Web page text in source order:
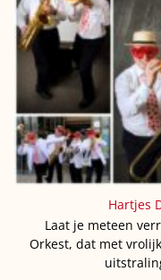
Hartjes
Laat je meteen
Orkest, dat met